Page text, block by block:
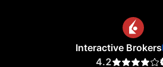
Interactive Brokers
4.2